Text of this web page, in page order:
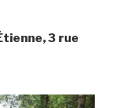
3 rue